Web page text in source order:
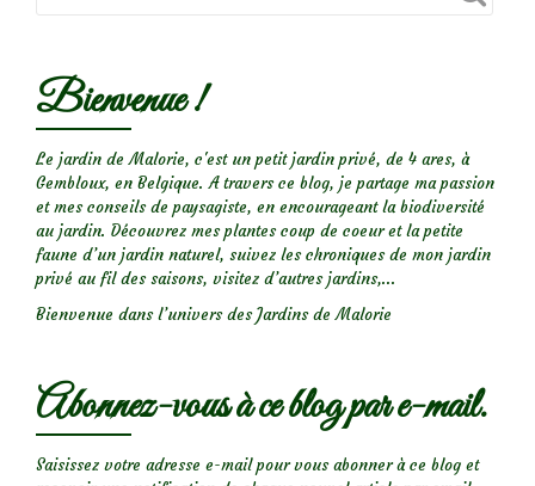
Bienvenue !
Le jardin de Malorie, c'est un petit jardin privé, de 4 ares, à
Gembloux, en Belgique. A travers ce blog, je partage ma passion
et mes conseils de paysagiste, en encourageant la biodiversité
au jardin. Découvrez mes plantes coup de coeur et la petite
faune d’un jardin naturel, suivez les chroniques de mon jardin
privé au fil des saisons, visitez d’autres jardins,...
Bienvenue dans l’univers des Jardins de Malorie
Abonnez-vous à ce blog par e-mail.
Saisissez votre adresse e-mail pour vous abonner à ce blog et